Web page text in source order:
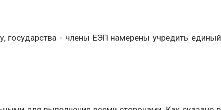
государства - члены ЕЭП намерены учредить единый